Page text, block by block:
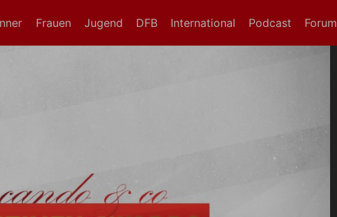
Frauen Jugend DFB International Forum
Podcast